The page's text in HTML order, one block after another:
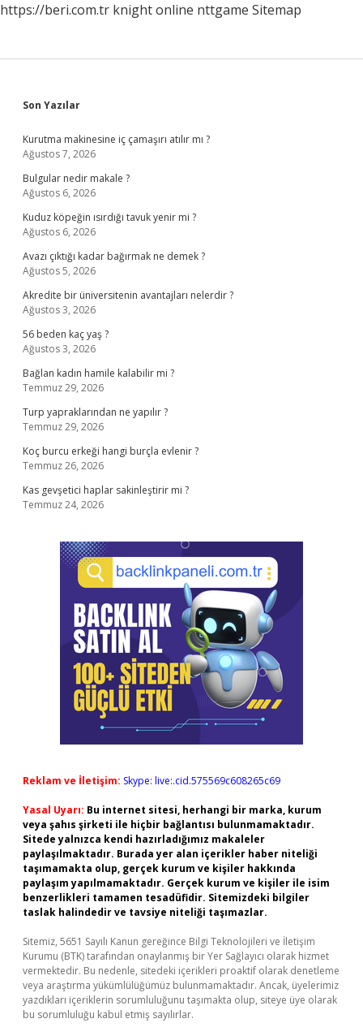
https://beri.com.tr knight online nttgame Sitemap
Sidebar
Son Yazılar
Kurutma makinesine iç çamaşırı atılır mı ?
Ağustos 7, 2026
Bulgular nedir makale ?
Ağustos 6, 2026
Kuduz köpeğin ısırdığı tavuk yenir mi ?
Ağustos 6, 2026
Avazı çıktığı kadar bağırmak ne demek ?
Ağustos 5, 2026
Akredite bir üniversitenin avantajları nelerdir ?
Ağustos 3, 2026
56 beden kaç yaş ?
Ağustos 3, 2026
Bağlan kadın hamile kalabilir mi ?
Temmuz 29, 2026
Turp yapraklarından ne yapılır ?
Temmuz 29, 2026
Koç burcu erkeği hangi burçla evlenir ?
Temmuz 26, 2026
Kas gevşetici haplar sakinleştirir mi ?
Temmuz 24, 2026
Reklam ve İletişim: Skype: live:.cid.575569c608265c69
Yasal Uyarı: Bu internet sitesi, herhangi bir marka, kurum
veya şahıs şirketi ile hiçbir bağlantısı bulunmamaktadır.
Sitede yalnızca kendi hazırladığımız makaleler
paylaşılmaktadır. Burada yer alan içerikler haber niteliği
taşımamakta olup, gerçek kurum ve kişiler hakkında
paylaşım yapılmamaktadır. Gerçek kurum ve kişiler ile isim
benzerlikleri tamamen tesadüfidir. Sitemizdeki bilgiler
taslak halindedir ve tavsiye niteliği taşımazlar.
Sitemiz, 5651 Sayılı Kanun gereğince Bilgi Teknolojileri ve İletişim
Kurumu (BTK) tarafından onaylanmış bir Yer Sağlayıcı olarak hizmet
vermektedir. Bu nedenle, sitedeki içerikleri proaktif olarak denetleme
veya araştırma yükümlülüğümüz bulunmamaktadır. Ancak, üyelerimiz
yazdıkları içeriklerin sorumluluğunu taşımakta olup, siteye üye olarak
bu sorumluluğu kabul etmiş sayılırlar.